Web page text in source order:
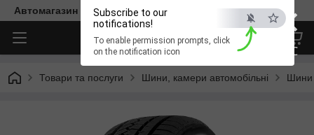
×
ESC
Subscribe to our
notifications!
To enable permission prompts, click
on the notification icon
Автомагазин "Діксон"
Товари та послуги Шини, камери автомобільні Шини